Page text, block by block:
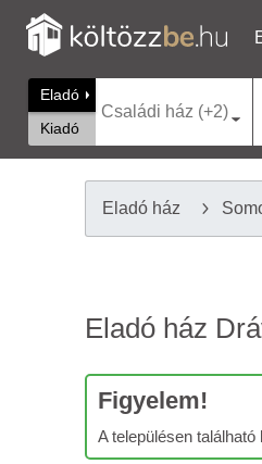
Eladó
Kiadó
Családi ház (+2)
Eladó ház
Eladó ház
Figyelem!
A településen